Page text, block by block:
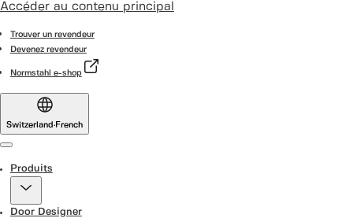
Accéder au contenu principal
Trouver un revendeur
Devenez revendeur
Normstahl e-shop
Switzerland ·French
Produits
Door Designer